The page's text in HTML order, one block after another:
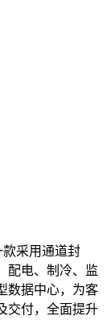
采用通道封
配电、制冷、监
数据中心，为客
交付，全面提升